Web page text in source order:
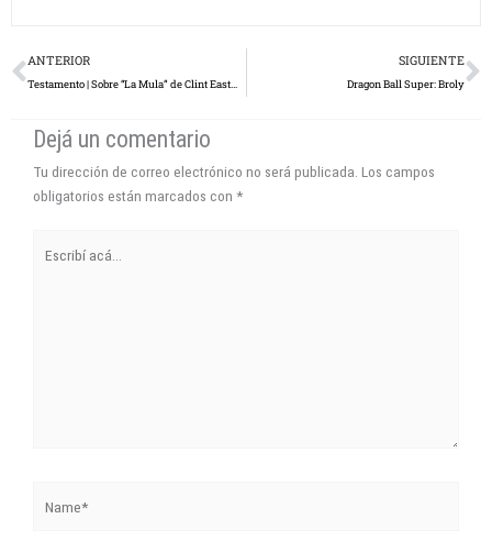
Prev
ANTERIOR
Testamento | Sobre “La Mula” de Clint Eastwood
SIGUIENTE
Dragon Ball Super: Broly
Dejá un comentario
Tu dirección de correo electrónico no será publicada. Los campos
obligatorios están marcados con *
acá...